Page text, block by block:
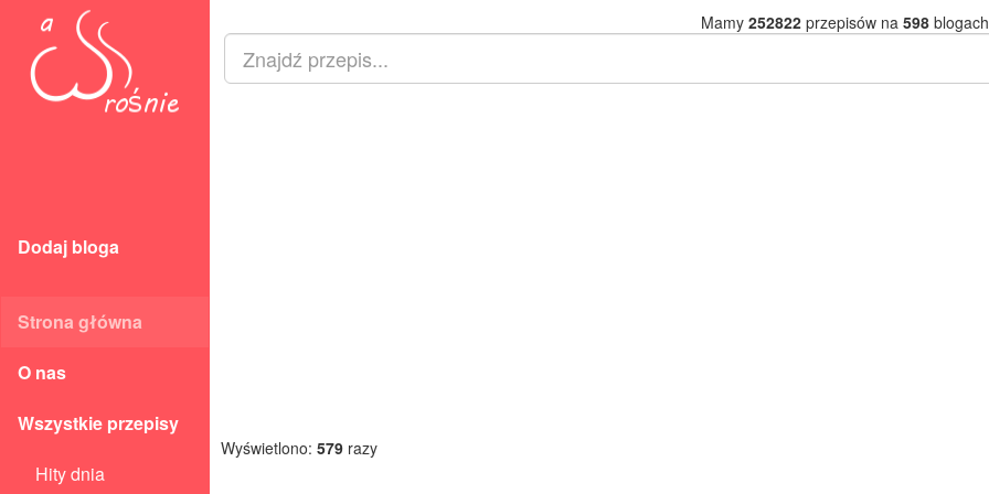
Dodaj bloga
Strona główna
O nas
Wszystkie przepisy
Hity dnia
Mamy 252822przepisów na 598
Wyświetlono: 579 razy